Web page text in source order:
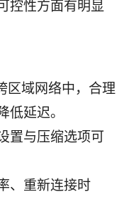
控性方面有明显
区域网络中，合理
低延迟。
置与压缩选项可
、重新连接时